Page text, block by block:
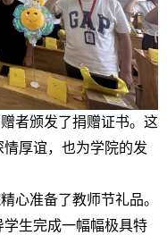
者颁发了捐赠证书。这
厚谊，也为学院的发
心准备了教师节礼品。
生完成一幅幅极具特